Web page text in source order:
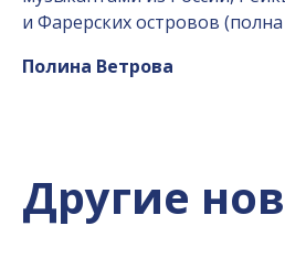
и Фарерских островов
Полина Ветрова
Другие